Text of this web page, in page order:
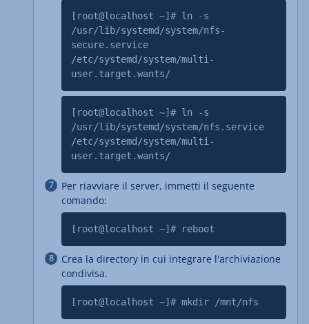
[root@localhost ~]# ln -s
/usr/lib/systemd/system/nfs-
secure.service
/etc/systemd/system/multi-
user.target.wants/
[root@localhost ~]# ln -s
/usr/lib/systemd/system/nfs.service
/etc/systemd/system/multi-
user.target.wants/
Per riavviare il server, immetti il seguente
comando:
[root@localhost ~]# reboot
Crea la directory in cui integrare l'archiviazione
condivisa.
[root@localhost ~]# mkdir /mnt/nfs